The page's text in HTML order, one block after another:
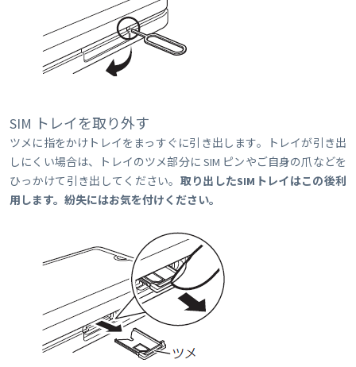
SIM トレイを取り外す
ツメに指をかけトレイをまっすぐに引き出します。トレイが引き出
しにくい場合は、トレイのツメ部分に SIM ピンやご自身の爪などを
ひっかけて引き出してください。 取り出したSIMトレイはこの後利
用します。紛失にはお気を付けください。